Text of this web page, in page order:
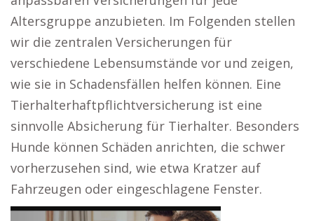
Altersgruppe anzubieten. Im Folgenden stellen
wir die zentralen Versicherungen für
verschiedene Lebensumstände vor und zeigen,
wie sie in Schadensfällen helfen können. Eine
Tierhalterhaftpflichtversicherung ist eine
sinnvolle Absicherung für Tierhalter. Besonders
Hunde können Schäden anrichten, die schwer
vorherzusehen sind, wie etwa Kratzer auf
Fahrzeugen oder eingeschlagene Fenster.